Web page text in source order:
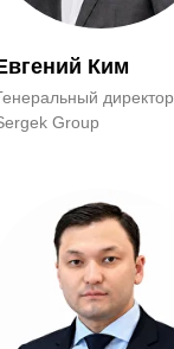
Ким
директор
Group